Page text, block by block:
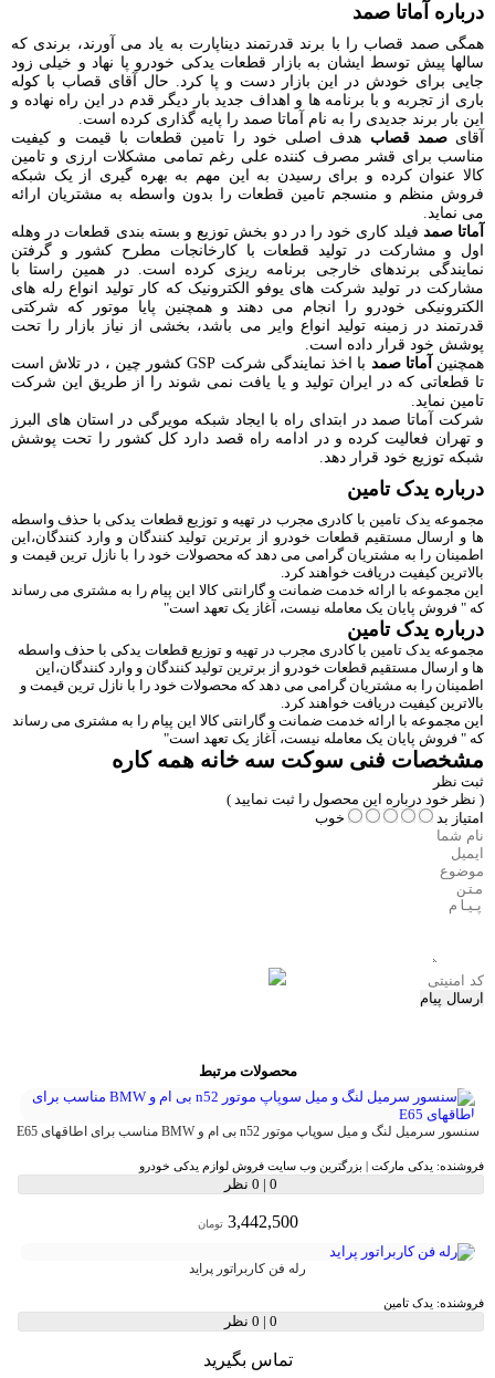
درباره آماتا صمد
همگی صمد قصاب را با برند قدرتمند دیناپارت به یاد می آورند، برندی که
سالها پیش توسط ایشان به بازار قطعات یدکی خودرو پا نهاد و خیلی زود
جایی برای خودش در این بازار دست و پا کرد. حال آقای قصاب با کوله
باری از تجربه و با برنامه ها و اهداف جدید بار دیگر قدم در این راه نهاده و
این بار برند جدیدی را به نام آماتا صمد را پایه گذاری کرده است.
آقایصمد قصاب هدف اصلی خود را تامین قطعات با قیمت و کیفیت
مناسب برای قشر مصرف کننده علی رغم تمامی مشکلات ارزی و تامین
کالا عنوان کرده و برای رسیدن به این مهم به بهره گیری از یک شبکه
فروش منظم و منسجم تامین قطعات را بدون واسطه به مشتریان ارائه
می نماید.
آماتا صمد فیلد کاری خود را در دو بخش توزیع و بسته بندی قطعات در وهله
اول و مشارکت در تولید قطعات با کارخانجات مطرح کشور و گرفتن
نمایندگی برندهای خارجی برنامه ریزی کرده است. در همین راستا با
مشارکت در تولید شرکت های یوفو الکترونیک که کار تولید انواع رله های
الکترونیکی خودرو را انجام می دهند و همچنین پایا موتور که شرکتی
قدرتمند در زمینه تولید انواع وایر می باشد، بخشی از نیاز بازار را تحت
پوشش خود قرار داده است.
همچنین
آماتا صمد
با اخذ نمایندگی شرکت GSP کشور چین ، در تلاش است
تا قطعاتی که در ایران تولید و یا یافت نمی شوند را از طریق این شرکت
تامین نماید.
شرکت آماتا صمد در ابتدای راه با ایجاد شبکه مویرگی در استان های البرز
و تهران فعالیت کرده و در ادامه راه قصد دارد کل کشور را تحت پوشش
شبکه توزیع خود قرار دهد.
درباره یدک تامین
مجموعه یدک تامین با کادری مجرب در تهیه و توزیع قطعات یدکی با حذف واسطه
ها و ارسال مستقیم قطعات خودرو از برترین تولید کنندگان و وارد کنندگان،این
اطمینان را به مشتریان گرامی می دهد که محصولات خود را با نازل ترین قیمت و
بالاترین کیفیت دریافت خواهند کرد.
این مجموعه با ارائه خدمت ضمانت و گارانتی کالا این پیام را به مشتری می رساند
که " فروش پایان یک معامله نیست، آغاز یک تعهد است"
درباره یدک تامین
مجموعه یدک تامین با کادری مجرب در تهیه و توزیع قطعات یدکی با حذف واسطه
ها و ارسال مستقیم قطعات خودرو از برترین تولید کنندگان و وارد کنندگان،این
اطمینان را به مشتریان گرامی می دهد که محصولات خود را با نازل ترین قیمت و
بالاترین کیفیت دریافت خواهند کرد.
این مجموعه با ارائه خدمت ضمانت و گارانتی کالا این پیام را به مشتری می رساند
که " فروش پایان یک معامله نیست، آغاز یک تعهد است"
مشخصات فنی سوکت سه خانه همه کاره
ثبت نظر
( نظر خود درباره این محصول را ثبت نمایید )
امتیاز بد خوب
ارسال پیام
محصولات مرتبط
سنسور سرمیل لنگ و میل سوپاپ موتور n52 بی ام و BMW مناسب برای اطاقهای E65
فروشنده: یدکی مارکت | بزرگترین وب سایت فروش لوازم یدکی خودرو
0
| 0 نظر
3,442,500 تومان
رله فن کاربراتور پراید
فروشنده: یدک تامین
0
| 0 نظر
تماس بگیرید